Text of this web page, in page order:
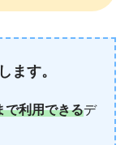
ます。
で利用できるデ